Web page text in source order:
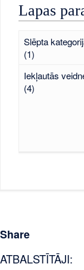
Lapas
Slēpta
(1)
Iekļautās
(4)
Share
ATBALSTĪTĀJI: